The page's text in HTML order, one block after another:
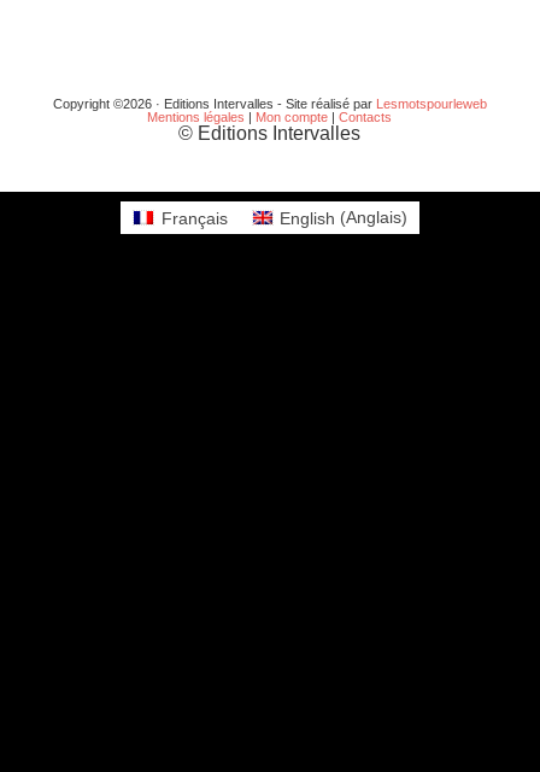
Copyright ©2026 · Editions Intervalles - Site réalisé par Lesmotspourleweb
Mentions légales
Mon compte |Contacts
© Editions Intervalles
Français English (Anglais)